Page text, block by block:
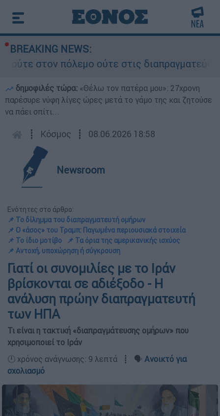
BREAKING NEWS:
ούτε στις διαπραγματεύσεις» - Οι έξι
δημοφιλές τώρα: «Θέλω τον πατέρα μου»: 27χρονη
παρέσυρε νύφη λίγες ώρες μετά το γάμο της και ζητούσε
να πάει σπίτι...
┋ Κόσμος ┋ 08.06.2026 18:58
Newsroom
Ενότητες στο άρθρο:
📌 Το δίλημμα του διαπραγματευτή ομήρων
📌 Ο «άσος» του Τραμπ: Παγωμένα περιουσιακά στοιχεία
📌 Το ίδιο μοτίβο
📌 Τα όρια της αμερικανικής ισχύος
📌 Αντοχή, υποχώρηση ή σύγκρουση
Γιατί οι συνομιλίες με το Ιράν
βρίσκονται σε αδιέξοδο - Η
ανάλυση πρώην διαπραγματευτή
των ΗΠΑ
Τι είναι η τακτική «διαπραγμάτευσης ομήρων» που
χρησιμοποιεί το Ιράν
🕛 χρόνος ανάγνωσης: 9 λεπτά ┋ 🗣️ Ανοικτό για
σχολιασμό